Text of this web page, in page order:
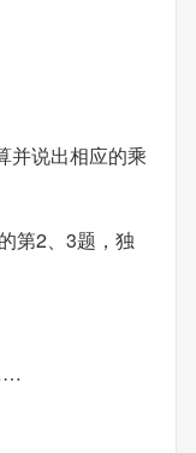
并说出相应的乘
第2、3题，独